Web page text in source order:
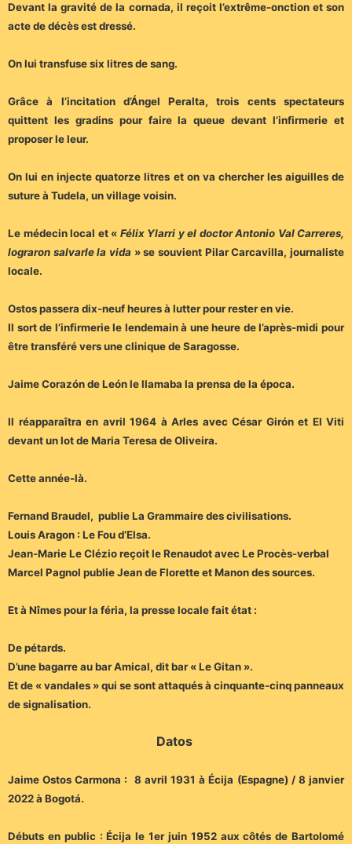
Devant la gravité de la cornada, il reçoit l’extrême-onction et son
acte de décès est dressé.
On lui transfuse six litres de sang.
Grâce à l’incitation d’Ángel Peralta, trois cents spectateurs
quittent les gradins pour faire la queue devant l’infirmerie et
proposer le leur.
On lui en injecte quatorze litres et on va chercher les aiguilles de
suture à Tudela, un village voisin.
Le médecin local et « Félix Ylarri y el doctor Antonio Val Carreres,
lograron salvarle la vida » se souvient Pilar Carcavilla, journaliste
locale.
Ostos passera dix-neuf heures à lutter pour rester en vie.
Il sort de l’infirmerie le lendemain à une heure de l’après-midi pour
être transféré vers une clinique de Saragosse.
Jaime Corazón de León le llamaba la prensa de la época.
Il réapparaîtra en avril 1964 à Arles avec César Girón et El Viti
devant un lot de Maria Teresa de Oliveira.
Cette année-là.
Fernand Braudel, publie La Grammaire des civilisations.
Louis Aragon : Le Fou d’Elsa.
Jean-Marie Le Clézio reçoit le Renaudot avec Le Procès-verbal
Marcel Pagnol publie Jean de Florette et Manon des sources.
Et à Nîmes pour la féria, la presse locale fait état :
De pétards.
D’une bagarre au bar Amical, dit bar « Le Gitan ».
Et de « vandales » qui se sont attaqués à cinquante-cinq panneaux
de signalisation.
Datos
Jaime Ostos Carmona : 8 avril 1931 à Écija (Espagne) / 8 janvier
2022 à Bogotá.
Débuts en public : Écija le 1er juin 1952 aux côtés de Bartolomé